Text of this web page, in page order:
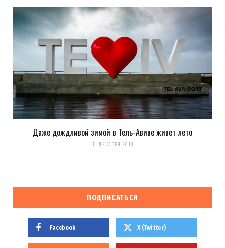
Даже дождливой зимой в Тель-Авиве живет лето
11 ДЕКАБРЯ 2018
ПОДПИСАТЬСЯ
Facebook X (Twitter)